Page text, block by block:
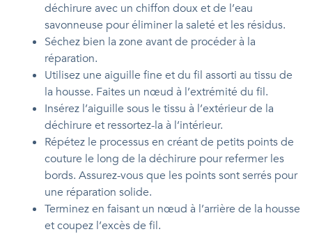
déchirure avec un chiffon doux et de l’eau
savonneuse pour éliminer la saleté et les résidus.
Séchez bien la zone avant de procéder à la
réparation.
Utilisez une aiguille fine et du fil assorti au tissu de
la housse. Faites un nœud à l’extrémité du fil.
Insérez l’aiguille sous le tissu à l’extérieur de la
déchirure et ressortez-la à l’intérieur.
Répétez le processus en créant de petits points de
couture le long de la déchirure pour refermer les
bords. Assurez-vous que les points sont serrés pour
une réparation solide.
Terminez en faisant un nœud à l’arrière de la housse
et coupez l’excès de fil.